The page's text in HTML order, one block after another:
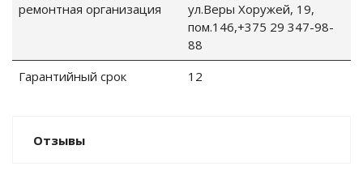
ремонтная организация
ул.Веры Хоружей, 19,
пом.146,+375 29 347-98-
88
Гарантийный срок
12
Отзывы